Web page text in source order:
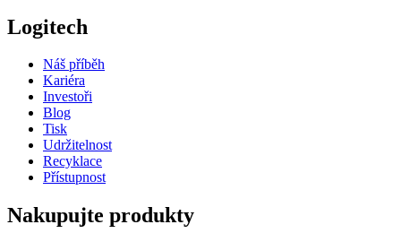
Logitech
Náš příběh
Kariéra
Investoři
Blog
Tisk
Udržitelnost
Recyklace
Přístupnost
Nakupujte produkty